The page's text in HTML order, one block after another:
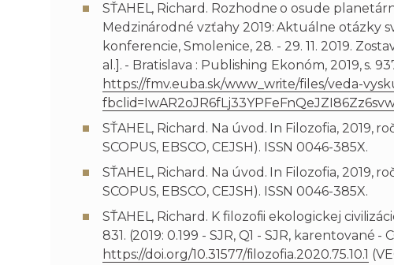
SŤAHEL, Richard. Rozhodne o osude
Medzinárodné vzťahy 2019: Aktuálne otázky
konferencie, Smolenice, 28. - 29. 11. 2019.
al.]. - Bratislava : Publishing Ekonóm, 2019, s.
https://fmv.euba.sk/www_write/files/veda-
SŤAHEL, Richard. Na úvod. In Filozofia, 2019,
SCOPUS, EBSCO, CEJSH). ISSN 0046-385X.
SŤAHEL, Richard. Na úvod. In Filozofia, 2019,
SCOPUS, EBSCO, CEJSH). ISSN 0046-385X.
SŤAHEL, Richard. K filozofii ekologickej
831. (2019: 0.199 - SJR, Q1 - SJR, karentované
https://doi.org/10.31577/filozofia.2020.75.10.1